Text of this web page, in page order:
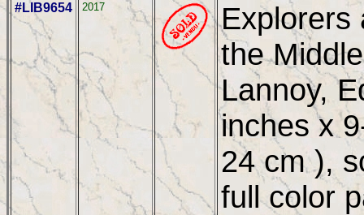
#LIB9654 2017
Explorers
the
Lannoy,
inches x
24 cm ),
full color